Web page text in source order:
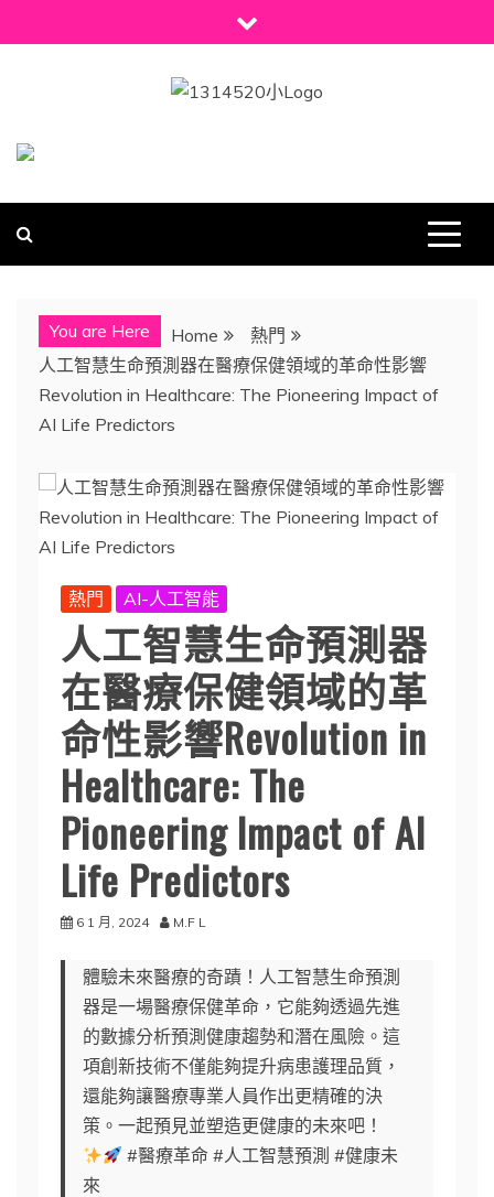
to
You are Here Home
熱門
人工智慧生命預測器在醫療保健領域的革命性影響
Revolution in Healthcare: The Pioneering Impact of
AI Life Predictors
熱門 AI-人工智能
人工智慧生命預測器
在醫療保健領域的革
命性影響Revolution in
Healthcare: The
Pioneering Impact of AI
Life Predictors
6 1 月, 2024 M.F L
體驗未來醫療的奇蹟！人工智慧生命預測
器是一場醫療保健革命，它能夠透過先進
的數據分析預測健康趨勢和潛在風險。這
項創新技術不僅能夠提升病患護理品質，
還能夠讓醫療專業人員作出更精確的決
策。一起預見並塑造更健康的未來吧！
#醫療革命 #人工智慧預測 #健康未
來